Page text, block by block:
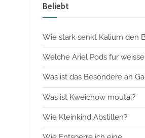
o
s
t
Beliebt
Wie stark senkt Kalium den
Welche Ariel Pods fur
Was ist das Besondere an
Was ist Kweichow moutai?
Wie Kleinkind Abstillen?